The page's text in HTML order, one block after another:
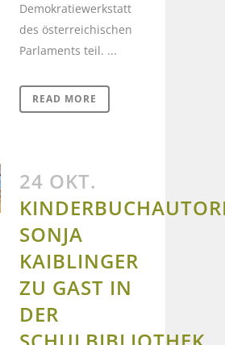
Demokratiewerkstatt
des österreichischen
Parlaments teil. ...
READ MORE
24 OKT.
SONJA
KAIBLINGER
ZU GAST IN
DER